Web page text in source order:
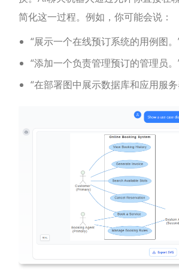
简化这一过程。例如，你可能会说：
“展示一个在线预订系统的用例图。
“添加一个负责管理预订的管理员。
“在部署图中展示数据库和应用服